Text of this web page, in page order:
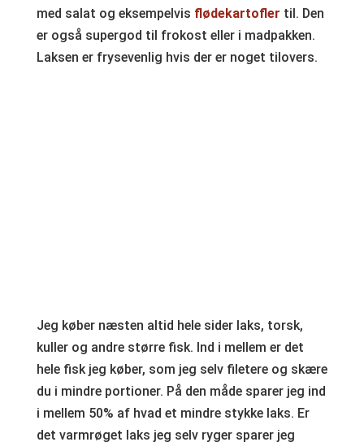
med salat og eksempelvis flødekartofler til. Den
er også supergod til frokost eller i madpakken.
Laksen er frysevenlig hvis der er noget tilovers.
Jeg køber næsten altid hele sider laks, torsk,
kuller og andre større fisk. Ind i mellem er det
hele fisk jeg køber, som jeg selv filetere og skære
du i mindre portioner. På den måde sparer jeg ind
i mellem 50% af hvad et mindre stykke laks. Er
det varmrøget laks jeg selv ryger sparer jeg